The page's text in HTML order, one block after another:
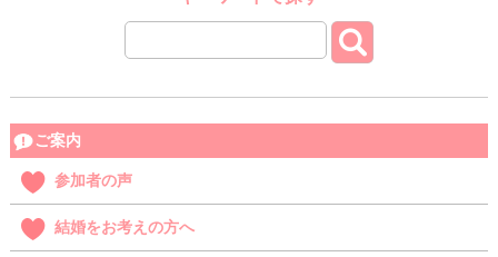
ご案内
参加者の声
結婚をお考えの方へ